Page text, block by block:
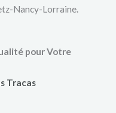
Nancy-Lorraine.
pour Votre
Tracas